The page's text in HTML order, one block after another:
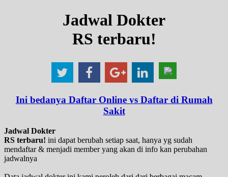
Jadwal Dokter
RS terbaru!
Ini bedanya Daftar Online vs Daftar di Rumah
Sakit
Jadwal Dokter
RS terbaru! ini dapat berubah setiap saat, hanya yg sudah
mendaftar & menjadi member yang akan di info kan perubahan
jadwalnya